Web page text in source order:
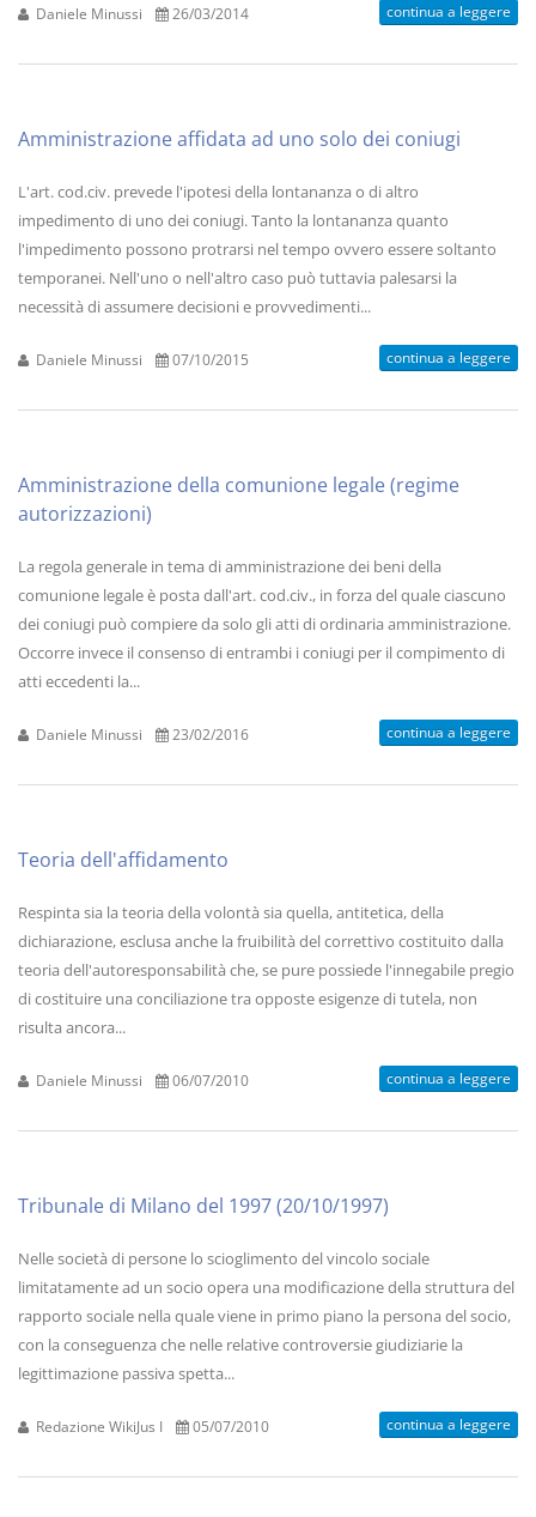
Daniele Minussi 26/03/2014 continua a leggere
Amministrazione affidata ad uno solo dei coniugi
L'art. cod.civ. prevede l'ipotesi della lontananza o di altro
impedimento di uno dei coniugi. Tanto la lontananza quanto
l'impedimento possono protrarsi nel tempo ovvero essere soltanto
temporanei. Nell'uno o nell'altro caso può tuttavia palesarsi la
necessità di assumere decisioni e provvedimenti...
Daniele Minussi 07/10/2015 continua a leggere
Amministrazione della comunione legale (regime
autorizzazioni)
La regola generale in tema di amministrazione dei beni della
comunione legale è posta dall'art. cod.civ., in forza del quale ciascuno
dei coniugi può compiere da solo gli atti di ordinaria amministrazione.
Occorre invece il consenso di entrambi i coniugi per il compimento di
atti eccedenti la...
Daniele Minussi 23/02/2016 continua a leggere
Teoria dell'affidamento
Respinta sia la teoria della volontà sia quella, antitetica, della
dichiarazione, esclusa anche la fruibilità del correttivo costituito dalla
teoria dell'autoresponsabilità che, se pure possiede l'innegabile pregio
di costituire una conciliazione tra opposte esigenze di tutela, non
risulta ancora...
Daniele Minussi 06/07/2010 continua a leggere
Tribunale di Milano del 1997 (20/10/1997)
Nelle società di persone lo scioglimento del vincolo sociale
limitatamente ad un socio opera una modificazione della struttura del
rapporto sociale nella quale viene in primo piano la persona del socio,
con la conseguenza che nelle relative controversie giudiziarie la
legittimazione passiva spetta...
Redazione WikiJus I 05/07/2010 continua a leggere